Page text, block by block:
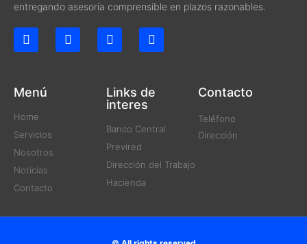
entregando asesoría comprensible en plazos razonables.
Menú
Home
Servicios
Nosotros
Noticias
Contacto
Links de
interes
Banco Central
Previred
Dirección del Trabajo
Hacienda
Contacto
Teléfono
Dirección